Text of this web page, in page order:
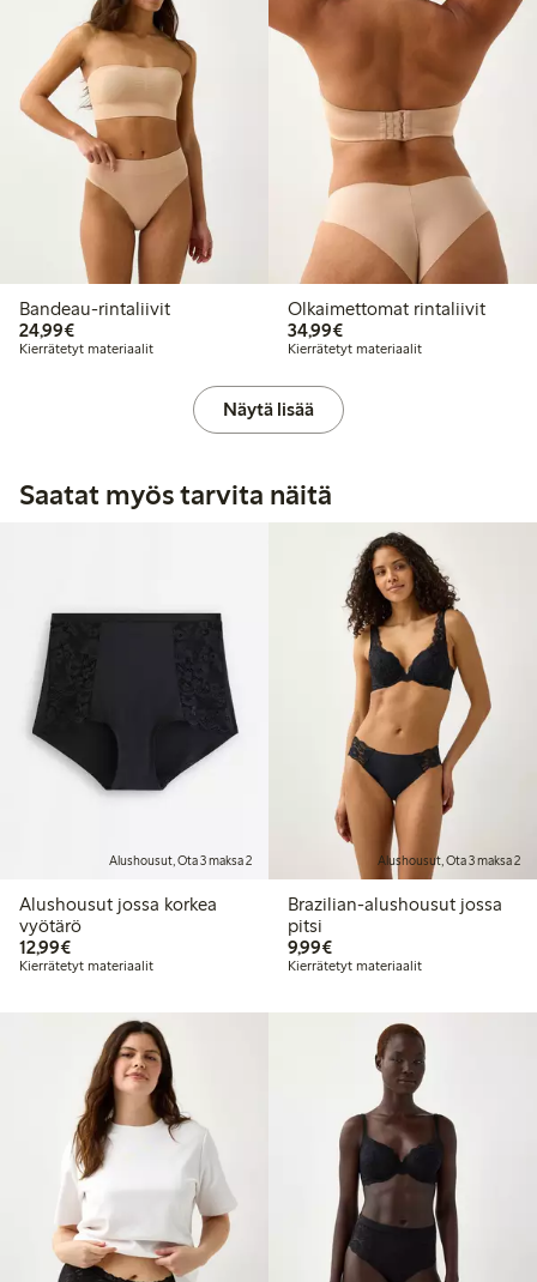
Bandeau-rintaliivit
24,99€24,99 €
Kierrätetyt materiaalit
Olkaimettomat rintaliivit
34,99€34,99 €
Kierrätetyt materiaalit
Näytä lisää
Saatat myös tarvita näitä
Alushousut, Ota 3 maksa 2
Alushousut jossa korkea
vyötärö
12,99€12,99 €
Kierrätetyt materiaalit
Alushousut, Ota 3 maksa 2
Brazilian-alushousut jossa
pitsi
9,99€9,99 €
Kierrätetyt materiaalit